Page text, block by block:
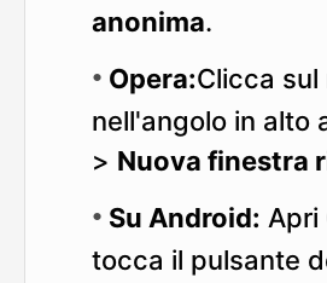
anonima.
Opera:Clicca sul
nell'angolo in alto
> Nuova finestra
Su Android: Apri
tocca il pulsante